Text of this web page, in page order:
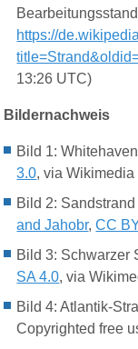
https://
13:26 UTC)
Bildernachweis
Bild 1:
3.0, via
Bild 2:
and Jahobr,CC
Bild 3: Schwarzer
SA 4.0, via
Bild 4:Atlantik-
Copyrighted free